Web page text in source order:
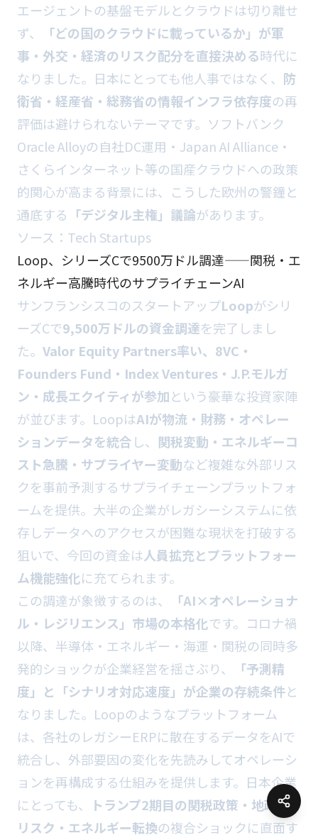
エージェントの基盤モデルとクラウドは切り離せ
ず、
「どの国のクラウドに載っているか」が軍
事・外交・経済のリスク配分を直接決める時代に
なりました。日本にとっても他人事ではなく、 防
衛省・経産省・総務省の情報インフラ依存度の再
評価は避けられないテーマです。ソフトバンク
Oracle Alloyの自社DC運用・Japan AI Alliance・
さくらインターネット等の国産クラウドへの政策
的関心が高まる背景には、こうした欧州の警鐘と
通底する 「デジタル主権」議論があります。
ソース： Tech Startups
Loop、シリーズCで9500万ドル調達——関税・エ
ネルギー高騰時代のサプライチェーンAI
サンフランシスコのスタートアップLoopがシリ
ーズCで9,500万ドルの資金調達を完了しまし
た。 Valor Equity Partners率い、8VC・
Founders Fund・Index Ventures・J.P.モルガ
ン・成長エクイティが参加という豪華な投資家陣
が並びます。LoopはAIが物流・財務・オペレー
ションデータを統合し、 関税変動・エネルギーコ
スト急騰・サプライヤー変動など複雑な外部リス
クを事前予測するサプライチェーンプラットフォ
ームを提供。大半の企業がレガシーシステムに依
存しデータへのアクセスが困難な現状を打破する
狙いで、今回の資金は人員拡充とプラットフォー
ム機能強化に充てられます。
この調達が象徴するのは、
「AI×オペレーショナ
ル・レジリエンス」市場の本格化です。コロナ禍
以降、半導体・エネルギー・海運・関税の同時多
発的ショックが企業経営を揺さぶり、
「予測精
度」と「シナリオ対応速度」が企業の存続条件と
なりました。Loopのようなプラットフォーム
は、各社のレガシーERPに散在するデータをAIで
統合し、外部要因の変化を先読みしてオペレーシ
ョンを再構成する仕組みを提供します。日本企業
にとっても、
トランプ2期目の関税政策・地政学
リスク・エネルギー転換の複合ショックに直面す